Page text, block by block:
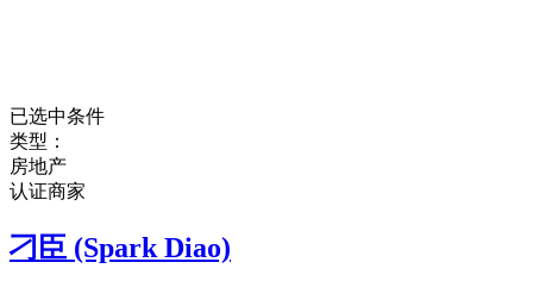
已选中条件
类型：
房地产
认证商家
刁臣 (Spark Diao)